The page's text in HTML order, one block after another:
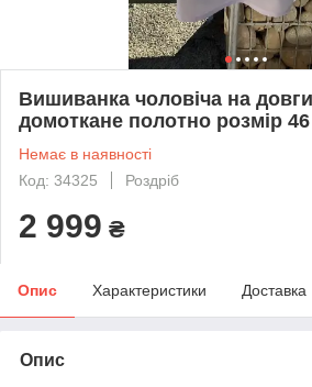
Вишиванка чоловіча на
домоткане полотно розмір 46
Немає в наявності
Код: 34325
Роздріб
2 999 ₴
Опис Характеристики Доставка
Опис